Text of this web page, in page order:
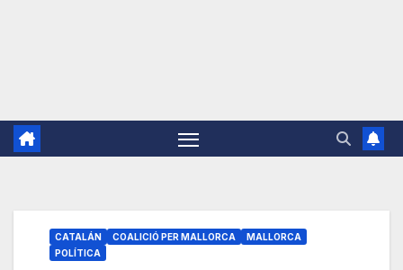
CATALÁN COALICIÓ PER MALLORCA
MALLORCA
POLÍTICA